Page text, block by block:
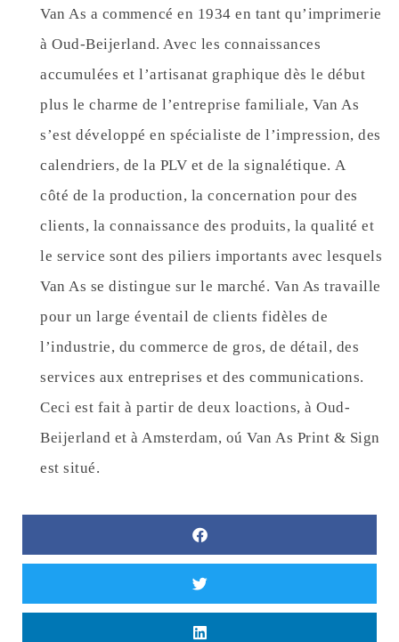
Van As a commencé en 1934 en tant qu’imprimerie
à Oud-Beijerland. Avec les connaissances
accumulées et l’artisanat graphique dès le début
plus le charme de l’entreprise familiale, Van As
s’est développé en spécialiste de l’impression, des
calendriers, de la PLV et de la signalétique. A
côté de la production, la concernation pour des
clients, la connaissance des produits, la qualité et
le service sont des piliers importants avec lesquels
Van As se distingue sur le marché. Van As travaille
pour un large éventail de clients fidèles de
l’industrie, du commerce de gros, de détail, des
services aux entreprises et des communications.
Ceci est fait à partir de deux loactions, à Oud-
Beijerland et à Amsterdam, oú Van As Print & Sign
est situé.